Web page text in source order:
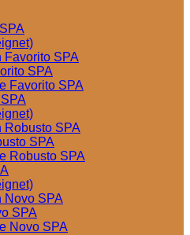
Favorito SPA
SPA
Favorito SPA
Robusto SPA
SPA
Robusto SPA
Novo SPA
SPA
Novo SPA